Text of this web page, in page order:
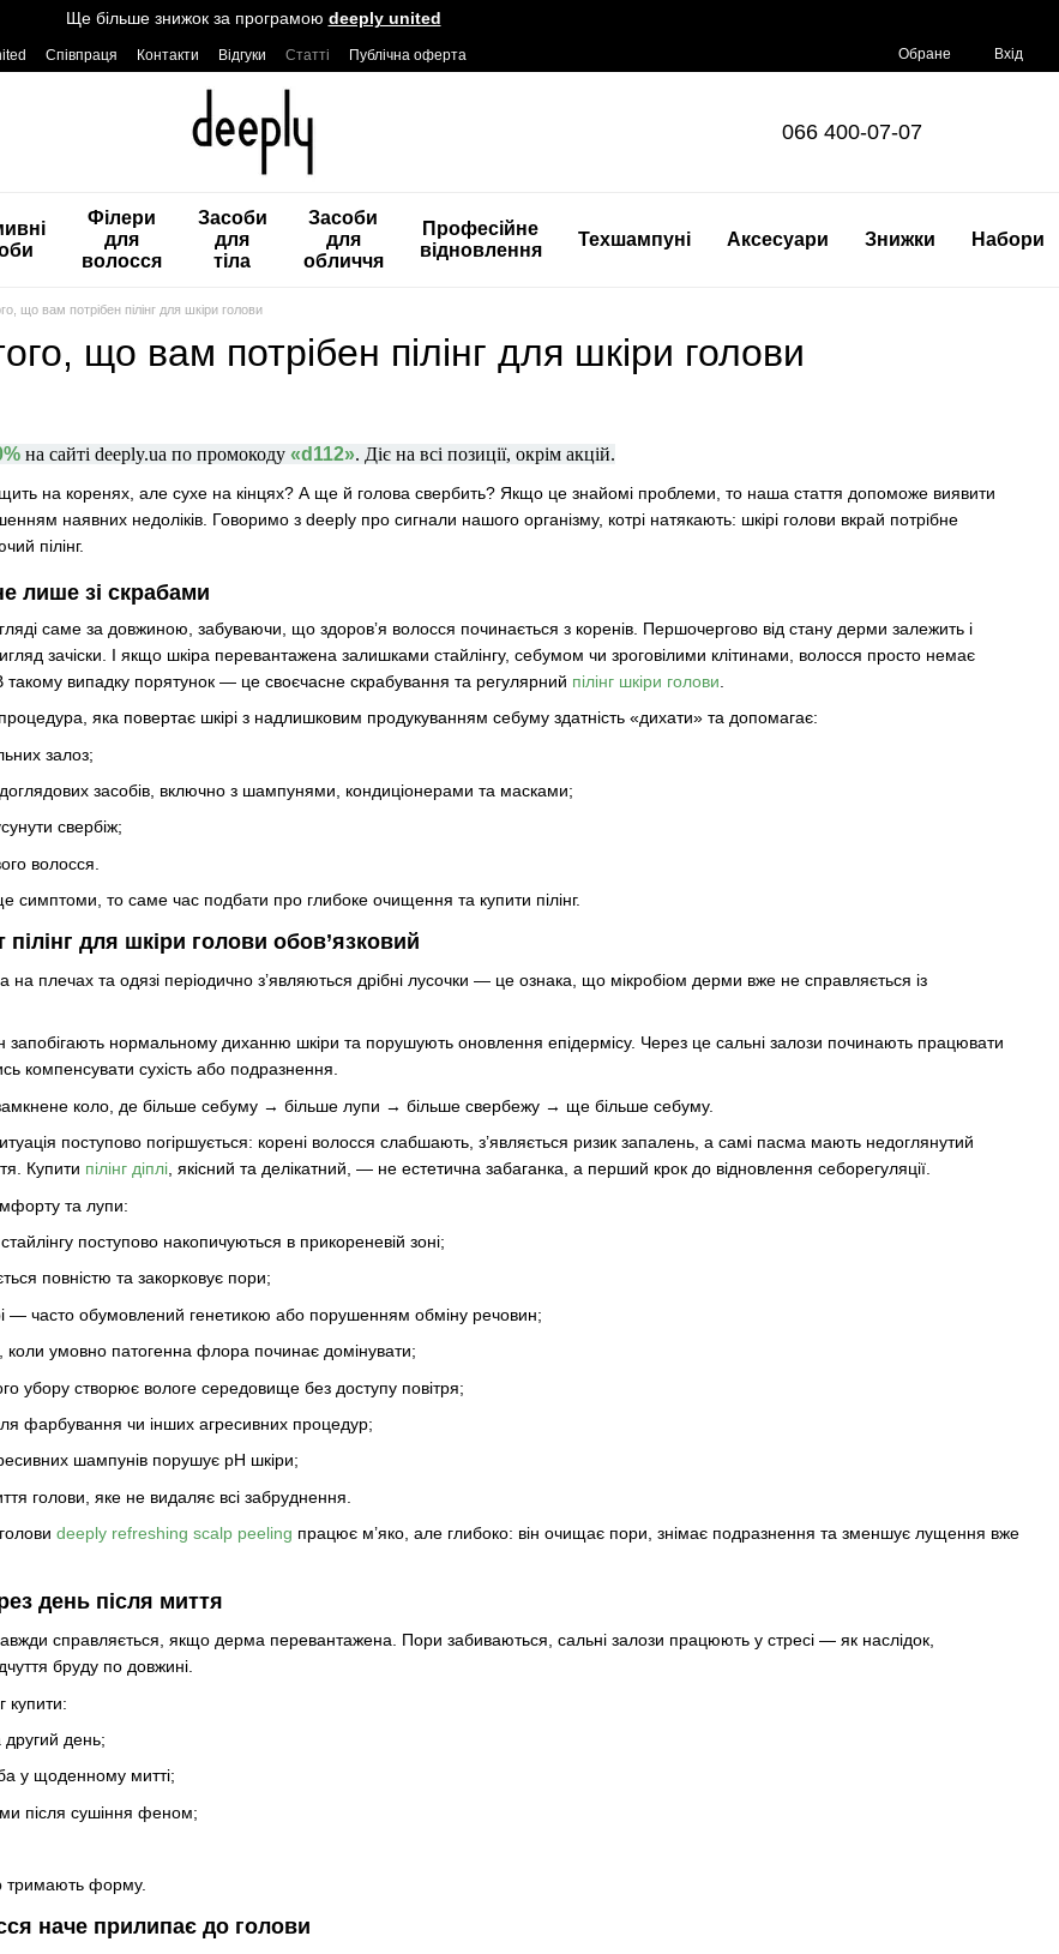
Ще більше знижок за програмою deeply united
Співпраця Контакти Відгуки Статті Публічна оферта Обране Вхід
066 400-07-07
Філери
для
волосся
Засоби
для
тіла
Засоби
для
обличчя
Професійне
відновлення
Техшампуні Аксесуари Знижки Набори
що вам потрібен пілінг для шкіри голови
що вам потрібен пілінг для шкіри голови
на сайті deeply.ua по промокоду «d112». Діє на всі позиції, окрім акцій.
на коренях, але сухе на кінцях? А ще й голова свербить? Якщо це знайомі проблеми, то наша стаття допоможе виявити
наявних недоліків. Говоримо з deeply про сигнали нашого організму, котрі натякають: шкірі голови вкрай потрібне
пілінг.
лише зі скрабами
саме за довжиною, забуваючи, що здоровʼя волосся починається з коренів. Першочергово від стану дерми залежить і
зачіски. І якщо шкіра перевантажена залишками стайлінгу, себумом чи зроговілими клітинами, волосся просто немає
такому випадку порятунок — це своєчасне скрабування та регулярний пілінг шкіри голови
процедура, яка повертає шкірі з надлишковим продукуванням себуму здатність «дихати» та допомагає:
залоз;
засобів, включно з шампунями, кондиціонерами та масками;
свербіж;
волосся.
симптоми, то саме час подбати про глибоке очищення та купити пілінг.
пілінг для шкіри голови обов’язковий
на плечах та одязі періодично з’являються дрібні лусочки — це ознака, що мікробіом дерми вже не справляється із
запобігають нормальному диханню шкіри та порушують оновлення епідермісу. Через це сальні залози починають працювати
компенсувати сухість або подразнення.
коло, де більше себуму → більше лупи → більше свербежу → ще більше себуму.
поступово погіршується: корені волосся слабшають, з’являється ризик запалень, а самі пасма мають недоглянутий
Купити пілінг діплі, якісний та делікатний, — не естетична забаганка, а перший крок до відновлення себорегуляції.
та лупи:
поступово накопичуються в прикореневій зоні;
повністю та закорковує пори;
— часто обумовлений генетикою або порушенням обміну речовин;
коли умовно патогенна флора починає домінувати;
убору створює вологе середовище без доступу повітря;
фарбування чи інших агресивних процедур;
шампунів порушує pH шкіри;
голови, яке не видаляє всі забруднення.
deeply refreshing scalp peeling працює м’яко, але глибоко: він очищає пори, знімає подразнення та зменшує лущення вже
день після миття
справляється, якщо дерма перевантажена. Пори забиваються, сальні залози працюють у стресі — як наслідок,
бруду по довжині.
купити:
другий день;
у щоденному митті;
після сушіння феном;
тримають форму.
наче прилипає до голови